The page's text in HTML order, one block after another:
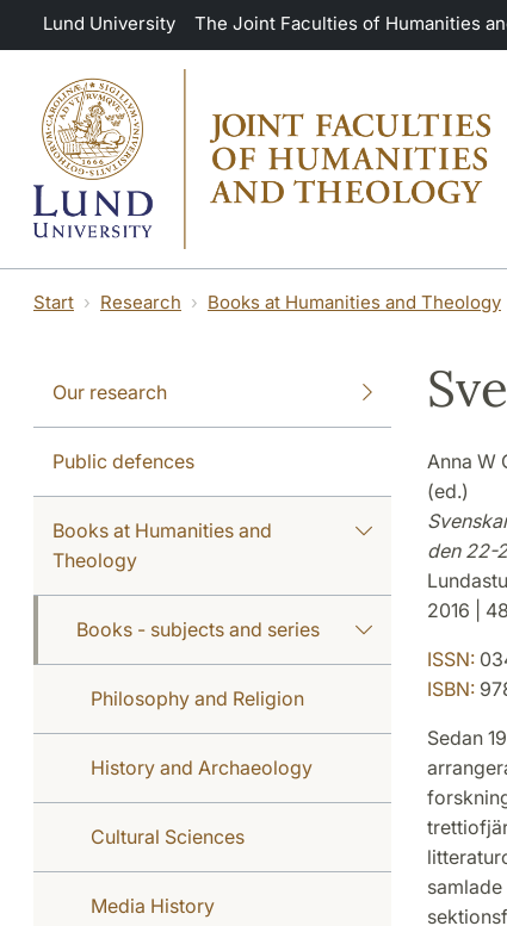
Skip to main content
Lund University The Joint Faculties of Humanities
Start Research Books at Humanities and Theology
Our research
Public defences
Books at Humanities and
Theology
Books - subjects and series
Philosophy and Religion
History and Archaeology
Cultural Sciences
Media History
Anna W
(ed.)
den 22-
2016 |
ISSN:
ISBN:
Sedan